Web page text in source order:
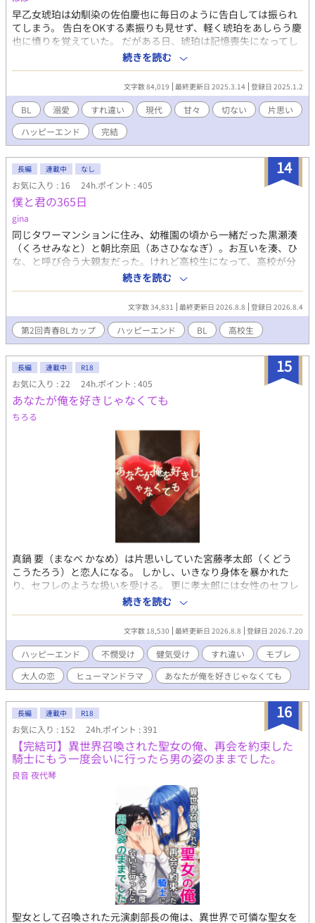
早乙女琥珀は幼馴染の佐伯慶也に毎日のように告白しては振られ
てしまう。 告白をOKする素振りも見せず、軽く琥珀をあしらう慶
也に憤りを覚えていた。 だがある日、琥珀は記憶喪失になってし
まい、慶也の記憶を失ってしまう。 今まで自分のことをあしらっ
てきた慶也のことを忘れて、新たな恋を始めようとするが…
続きを読む
文字数 84,019 最終更新日 2025.3.14 登録日 2025.1.2
BL 溺愛 すれ違い 現代 甘々 切ない
片思い
ハッピーエンド
完結
14
長編 連載中 なし
お気に入り : 16 24h.ポイント : 405
僕と君の365日
gina
同じタワーマンションに住み、幼稚園の頃から一緒だった黒瀬湊
（くろせみなと）と朝比奈凪（あさひななぎ）。お互いを湊、ひ
な、と呼び合う大親友だった。けれど高校生になって、高校が分
かれてしまう。同じマンションに住んでいるし、いつでも連絡を
取れる……そう思っていた凪だったが、だんだんと関係が離れて
薄れていく。季節が変わるごとに二人の関係は変わっていき……
そして。 ただの友達ではないことにお互いが気付く焦れ焦れ両片
思いの物語。
続きを読む
文字数 34,831 最終更新日 2026.8.8 登録日 2026.8.4
第2回青春BLカップ ハッピーエンド BL 高校生
15
長編 連載中 R18
お気に入り : 22 24h.ポイント : 405
あなたが俺を好きじゃなくても
ちろる
真鍋 要（まなべ かなめ）は片思いしていた宮藤孝太郎（くどう
こうたろう）と恋人になる。 しかし、いきなり身体を暴かれた
り、セフレのような扱いを受ける。 更に孝太郎には女性のセフレ
がいたりと、本当に要のことが好きなのかわからなくなってしま
う。 ふたりの気持ちはひとつになるのか――。
続きを読む
文字数 18,530 最終更新日 2026.8.8 登録日 2026.7.20
ハッピーエンド 不憫受け 健気受け すれ違い
モブレ
大人の恋
ヒューマンドラマ あなたが俺を好きじゃなくても
16
長編 連載中 R18
お気に入り : 152 24h.ポイント : 391
【完結可】異世界召喚された聖女の俺、再会を約束した
騎士にもう一度会いに行ったら男の姿のままでした。
良音 夜代琴
聖女として召喚された元演劇部長の俺は、異世界で可憐な聖女を